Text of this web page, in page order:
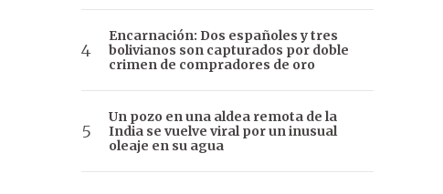
Encarnación: Dos españoles y tres
bolivianos son capturados por doble
crimen de compradores de oro
Un pozo en una aldea remota de la
India se vuelve viral por un inusual
oleaje en su agua